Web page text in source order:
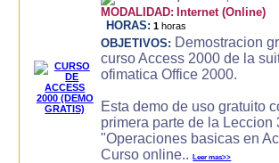
MODALIDAD: Internet (Online)
HORAS: 1 horas
OBJETIVOS: Demostracion
curso Access 2000 de la
ofimatica Office 2000.
Esta demo de uso gratuito
primera parte de la Leccion
"Operaciones basicas en
Curso online..Leer mas>>